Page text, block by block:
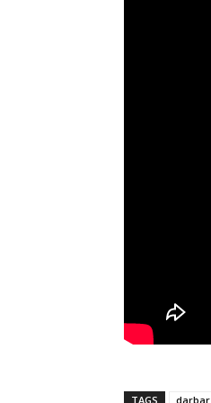
TAGS darbar